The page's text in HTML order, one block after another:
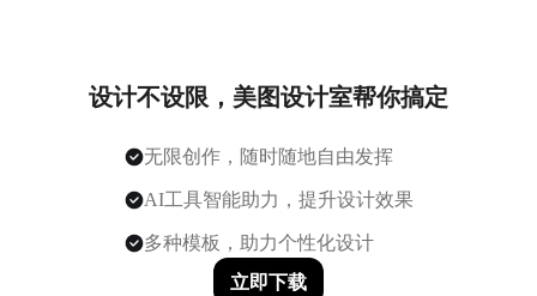
设计不设限，美图设计室帮你搞定
无限创作，随时随地自由发挥
AI工具智能助力，提升设计效果
多种模板，助力个性化设计
立即下载